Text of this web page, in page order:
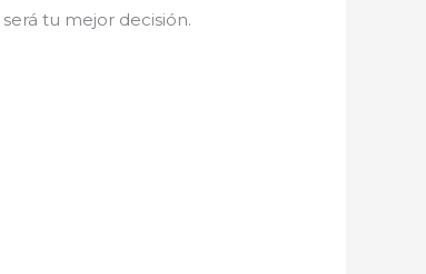
será tu mejor decisión.